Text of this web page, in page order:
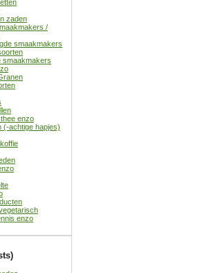
zaden
/
smaakmakers
smaakmakers
enzo
(-achtige hapjes)
enzo